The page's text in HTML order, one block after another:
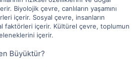
Biyolojik çevre, canlıların yaşamını
içerir. Sosyal çevre, insanların
faktörleri içerir. Kültürel çevre, toplumun
içerir.
Büyüktür?